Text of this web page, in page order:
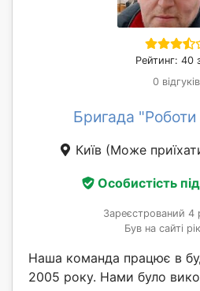
Рейтинг: 40
0 відгуків
Бригада
Київ (Може
Особистість
Зареєстрований 4
Був на сайті
Наша команда працює в
2005 року. Нами було